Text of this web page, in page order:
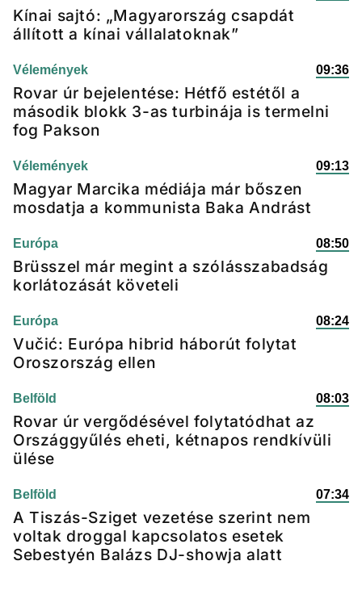
Kínai sajtó: „Magyarország csapdát
állított a kínai vállalatoknak”
Vélemények 09:36
Rovar úr bejelentése: Hétfő estétől a
második blokk 3-as turbinája is termelni
fog Pakson
Vélemények 09:13
Magyar Marcika médiája már bőszen
mosdatja a kommunista Baka Andrást
Európa 08:50
Brüsszel már megint a szólásszabadság
korlátozását követeli
Európa 08:24
Vučić: Európa hibrid háborút folytat
Oroszország ellen
Belföld 08:03
Rovar úr vergődésével folytatódhat az
Országgyűlés eheti, kétnapos rendkívüli
ülése
Belföld 07:34
A Tiszás-Sziget vezetése szerint nem
voltak droggal kapcsolatos esetek
Sebestyén Balázs DJ-showja alatt